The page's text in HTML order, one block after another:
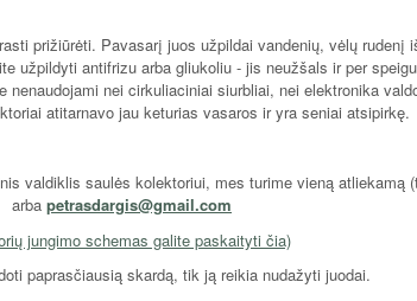
prižiūrėti. Pavasarį juos užpildai vandenių, vėlų rudenį
užpildyti antifrizu arba gliukoliu - jis neužšals ir per
nei cirkuliaciniai siurbliai, nei elektronika
atitarnavo jau keturias vasaros ir yra seniai atsipirkę.
valdiklis saulės kolektoriui, mes turime vieną atliekamą
arba petrasdargis@gmail.com
jungimo schemas galite paskaityti čia)
paprasčiausią skardą, tik ją reikia nudažyti juodai.